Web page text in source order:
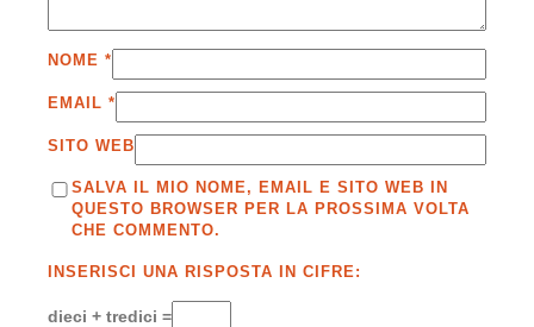
NOME *
EMAIL *
SITO WEB
SALVA IL MIO NOME, EMAIL E SITO WEB IN
QUESTO BROWSER PER LA PROSSIMA VOLTA
CHE COMMENTO.
INSERISCI UNA RISPOSTA IN CIFRE:
dieci + tredici =